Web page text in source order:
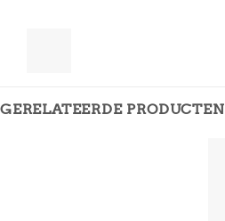
GERELATEERDE PRODUCTEN